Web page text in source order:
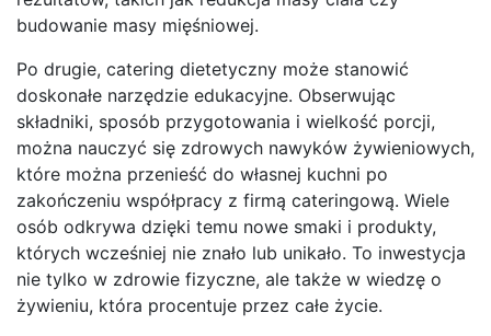
budowanie masy mięśniowej.
Po drugie, catering dietetyczny może stanowić
doskonałe narzędzie edukacyjne. Obserwując
składniki, sposób przygotowania i wielkość porcji,
można nauczyć się zdrowych nawyków żywieniowych,
które można przenieść do własnej kuchni po
zakończeniu współpracy z firmą cateringową. Wiele
osób odkrywa dzięki temu nowe smaki i produkty,
których wcześniej nie znało lub unikało. To inwestycja
nie tylko w zdrowie fizyczne, ale także w wiedzę o
żywieniu, która procentuje przez całe życie.